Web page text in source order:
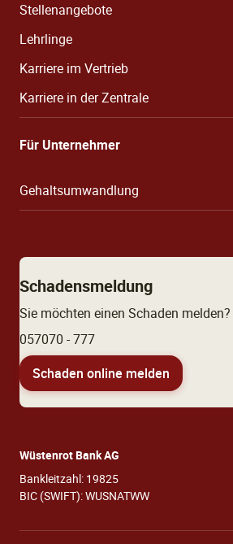
Stellenangebote
Lehrlinge
Karriere im Vertrieb
Karriere in der Zentrale
Für Unternehmer
Gehaltsumwandlung
Schadensmeldung
Sie möchten einen Schaden melden?
057070 - 777
Schaden online melden
Wüstenrot Bank AG
Bankleitzahl: 19825
BIC (SWIFT): WUSNATWW